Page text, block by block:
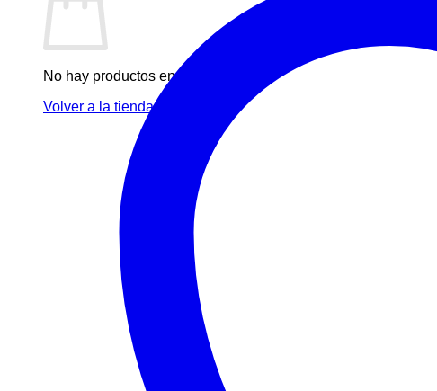
No hay productos en el carrito.
Volver a la tienda